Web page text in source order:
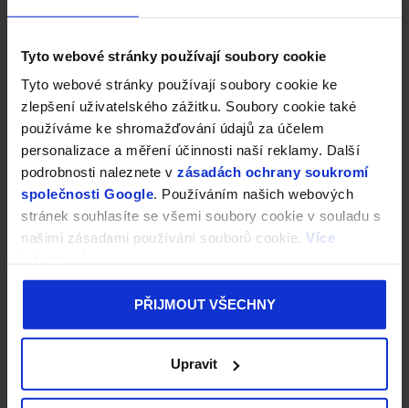
Tyto webové stránky používají soubory cookie
Tyto webové stránky používají soubory cookie ke
zlepšení uživatelského zážitku. Soubory cookie také
používáme ke shromažďování údajů za účelem
personalizace a měření účinnosti naší reklamy. Další
podrobnosti naleznete v zásadách ochrany soukromí
společnosti Google. Používáním našich webových
stránek souhlasíte se všemi soubory cookie v souladu s
našimi zásadami používání souborů cookie. Více
PŘIJMOUT VŠECHNY
Upravit